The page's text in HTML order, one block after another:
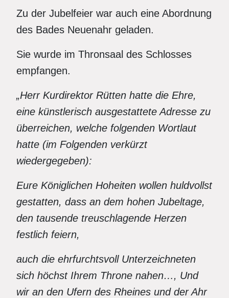
Zu der Jubelfeier war auch eine Abordnung
des Bades Neuenahr geladen.
Sie wurde im Thronsaal des Schlosses
empfangen.
„Herr Kurdirektor Rütten hatte die Ehre,
eine künstlerisch ausgestattete Adresse zu
überreichen, welche folgenden Wortlaut
hatte (im Folgenden verkürzt
wiedergegeben):
Eure Königlichen Hoheiten wollen huldvollst
gestatten, dass an dem hohen Jubeltage,
den tausende treuschlagende Herzen
festlich feiern,
auch die ehrfurchtsvoll Unterzeichneten
sich höchst Ihrem Throne nahen…, Und
wir an den Ufern des Rheines und der Ahr